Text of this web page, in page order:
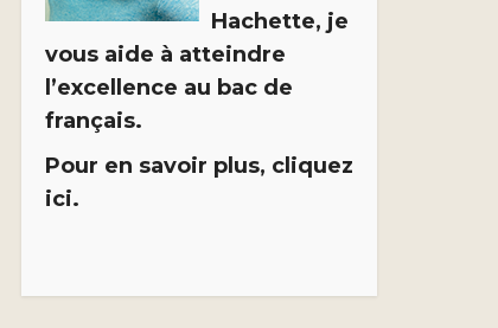
Hachette, je
vous aide à atteindre
l’excellence au bac de
français.
Pour en savoir plus, cliquez
ici.